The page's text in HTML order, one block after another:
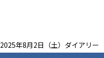
2025年8月2日（土）ダイアリー